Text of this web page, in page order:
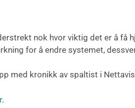
nok hvor viktig det er å få
for å endre systemet,
med kronikk av spaltist i
.